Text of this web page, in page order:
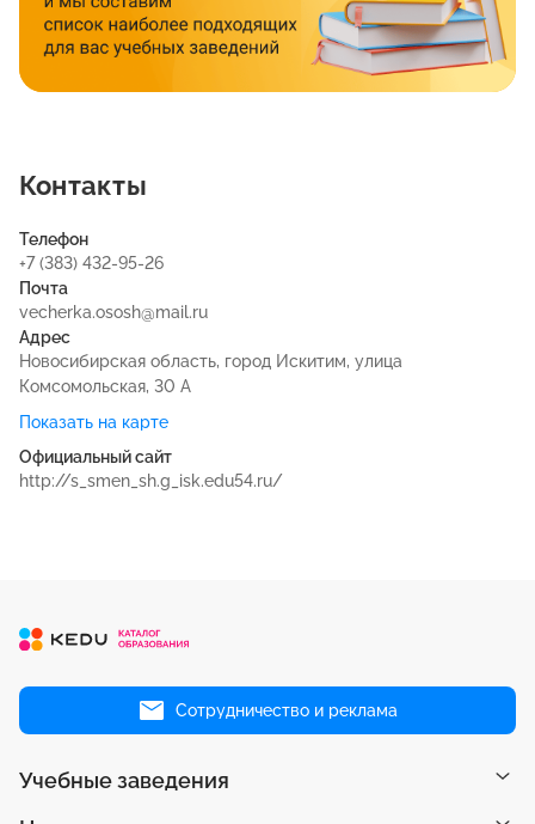
Контакты
Телефон
+7 (383) 432-95-26
Почта
vecherka.ososh@mail.ru
Адрес
Новосибирская область, город Искитим, улица
Комсомольская, 30 А
Показать на карте
Официальный сайт
http://s_smen_sh.g_isk.edu54.ru/
Сотрудничество и реклама
Учебные заведения